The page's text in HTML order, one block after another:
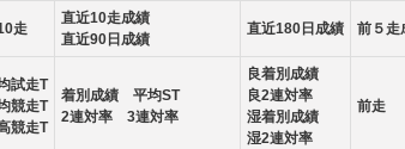
走
直近10走成績
直近90日成績
直近180日成績 前５走
試走T
競走T
競走T
着別成績 平均ST
2連対率 3連対率
良着別成績
良2連対率
湿着別成績
湿2連対率
前走